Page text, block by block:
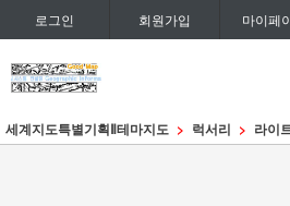
로그인 회원가입 마이페
세계지도특별기획Ⅱ테마지도 럭서리 라이